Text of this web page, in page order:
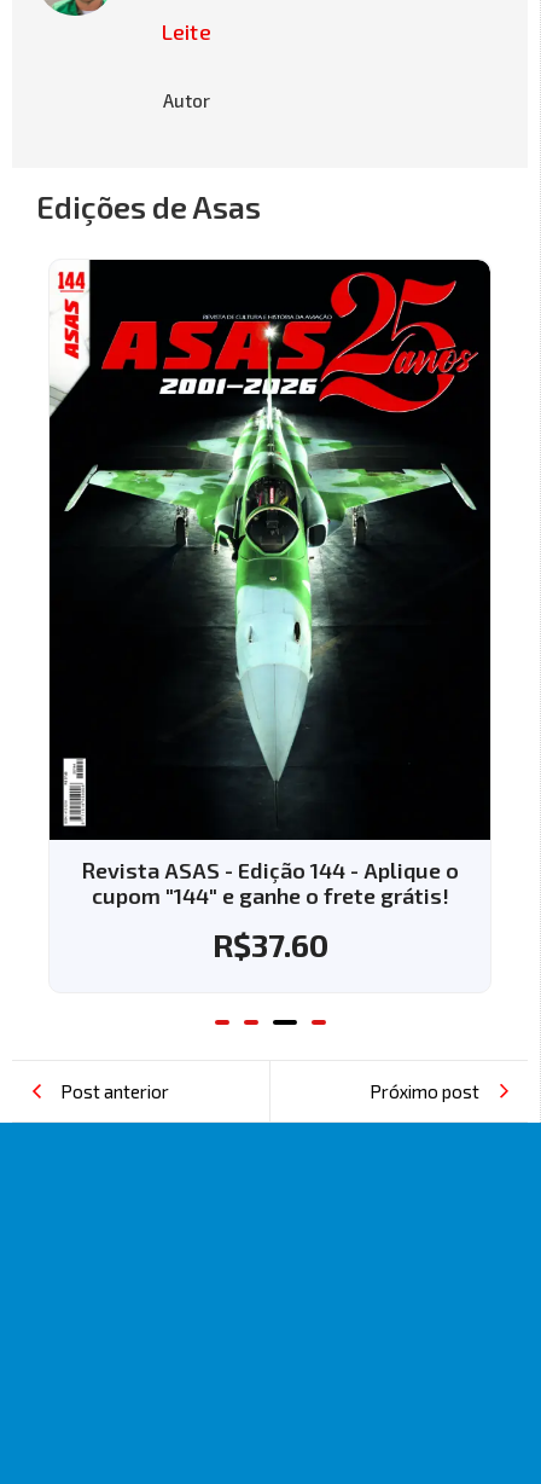
Leite
Autor
Edições de Asas
Revista ASAS - Edição 144 - Aplique o
cupom "144" e ganhe o frete grátis!
R$37.60
Post anterior Próximo post